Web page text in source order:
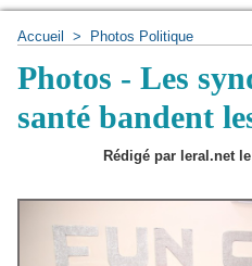
Accueil > Photos Politique
Photos - Les
santé bandent
Rédigé par leral.net